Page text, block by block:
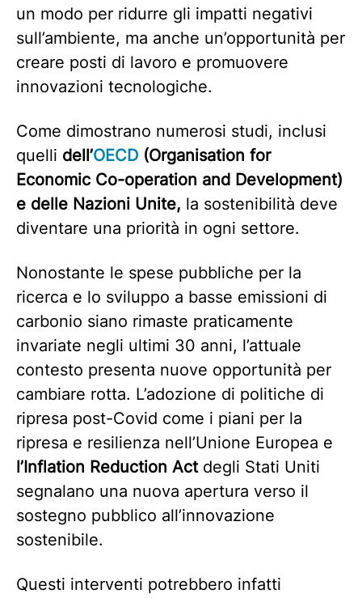
un modo per ridurre gli impatti negativi
sull’ambiente, ma anche un’opportunità per
creare posti di lavoro e promuovere
innovazioni tecnologiche.
Come dimostrano numerosi studi, inclusi
quelli dell’OECD (Organisation for
Economic Co-operation and Development)
e delle Nazioni Unite, la sostenibilità deve
diventare una priorità in ogni settore.
Nonostante le spese pubbliche per la
ricerca e lo sviluppo a basse emissioni di
carbonio siano rimaste praticamente
invariate negli ultimi 30 anni, l’attuale
contesto presenta nuove opportunità per
cambiare rotta. L’adozione di politiche di
ripresa post-Covid come i piani per la
ripresa e resilienza nell’Unione Europea e
l’Inflation Reduction Actdegli Stati Uniti
segnalano una nuova apertura verso il
sostegno pubblico all’innovazione
sostenibile.
Questi interventi potrebbero infatti